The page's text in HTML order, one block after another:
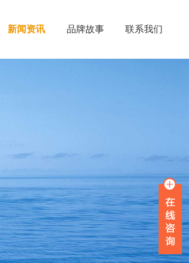
新闻资讯 品牌故事 联系我们